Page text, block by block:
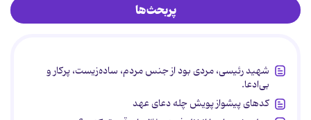
پربحث‌ها
شهید رئیسی، مردی بود از جنس مردم، ساده‌زیست، پرکار و
بی‌ادعا.
کدهای پیشواز پویش چله دعای عهد